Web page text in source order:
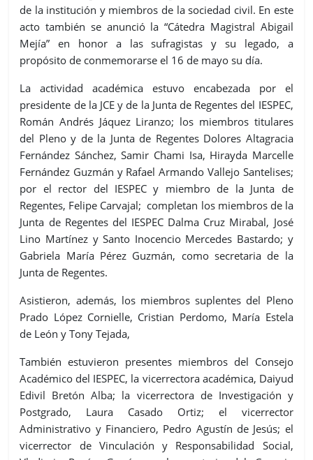
de la institución y miembros de la sociedad civil. En este
acto también se anunció la “Cátedra Magistral Abigail
Mejía” en honor a las sufragistas y su legado, a
propósito de conmemorarse el 16 de mayo su día.
La actividad académica estuvo encabezada por el
presidente de la JCE y de la Junta de Regentes del IESPEC,
Román Andrés Jáquez Liranzo; los miembros titulares
del Pleno y de la Junta de Regentes Dolores Altagracia
Fernández Sánchez, Samir Chami Isa, Hirayda Marcelle
Fernández Guzmán y Rafael Armando Vallejo Santelises;
por el rector del IESPEC y miembro de la Junta de
Regentes, Felipe Carvajal; completan los miembros de la
Junta de Regentes del IESPEC Dalma Cruz Mirabal, José
Lino Martínez y Santo Inocencio Mercedes Bastardo; y
Gabriela María Pérez Guzmán, como secretaria de la
Junta de Regentes.
Asistieron, además, los miembros suplentes del Pleno
Prado López Cornielle, Cristian Perdomo, María Estela
de León y Tony Tejada,
También estuvieron presentes miembros del Consejo
Académico del IESPEC, la vicerrectora académica, Daiyud
Edivil Bretón Alba; la vicerrectora de Investigación y
Postgrado, Laura Casado Ortiz; el vicerrector
Administrativo y Financiero, Pedro Agustín de Jesús; el
vicerrector de Vinculación y Responsabilidad Social,